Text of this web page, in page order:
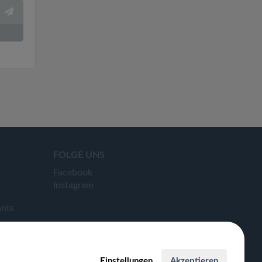
FOLGE UNS
Facebook
Instagram